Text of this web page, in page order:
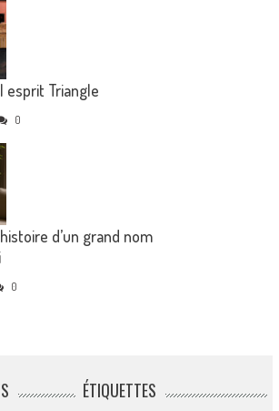
esprit Triangle
0
d’un grand nom
0
ÉTIQUETTES